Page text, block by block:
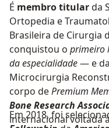
É membro titularda
Ortopedia e
Brasileira de Cirurgia
conquistou o primeiro
da especialidade— e
Microcirurgia
corpo dePremium
Bone Research
internacional voltada
Em 2018, foi